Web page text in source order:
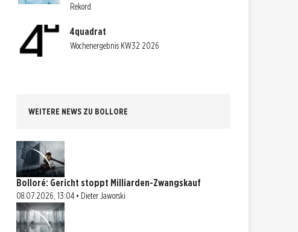
Rekord
4quadrat
Wochenergebnis KW32 2026
WEITERE NEWS ZU BOLLORE
Bolloré: Gericht stoppt Milliarden-Zwangskauf
08.07.2026, 13:04 • Dieter Jaworski